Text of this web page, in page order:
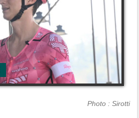
Photo : Sirotti